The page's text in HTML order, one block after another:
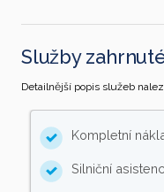
Služby
Detailnější popis služeb
Kompletní
Silniční